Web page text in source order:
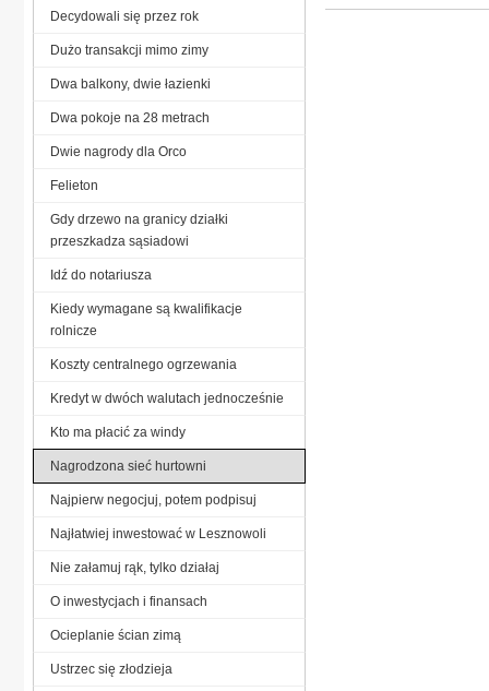
Decydowali się przez rok
Dużo transakcji mimo zimy
Dwa balkony, dwie łazienki
Dwa pokoje na 28 metrach
Dwie nagrody dla Orco
Felieton
Gdy drzewo na granicy działki
przeszkadza sąsiadowi
Idź do notariusza
Kiedy wymagane są kwalifikacje
rolnicze
Koszty centralnego ogrzewania
Kredyt w dwóch walutach jednocześnie
Kto ma płacić za windy
Nagrodzona sieć hurtowni
Najpierw negocjuj, potem podpisuj
Najłatwiej inwestować w Lesznowoli
Nie załamuj rąk, tylko działaj
O inwestycjach i finansach
Ocieplanie ścian zimą
Ustrzec się złodzieja